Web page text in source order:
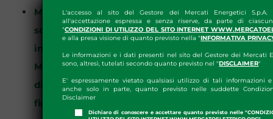
L'accesso al sito del Gestore dei Mercati Energetici S.p.A.
all'accettazione espressa e senza riserve, da parte di
"CONDIZIONI DI UTILIZZO DEL SITO INTERNET
e alla presa visione di quanto previsto nella "INFORMATIVA
Le informazioni e i dati presenti nel sito del Gestore dei Mercati
sono, altresì, tutelati secondo quanto previsto nel "DISCLAIMER"
E' espressamente vietato qualsiasi utilizzo di tali informazioni
anche solo in parte, quanto previsto nelle suddette
Disclaimer
Dichiaro di conoscere e accettare quanto previsto nelle
Modello di fideiussione integrata senza
scadenza per la partecipazione ai mercati
in netting(MGP/MI-MPGAS),MPEG, MTE,
MTGAS, PCE, erelativo modello di lettera
di aggiornamento degli importi della
fideiussione;